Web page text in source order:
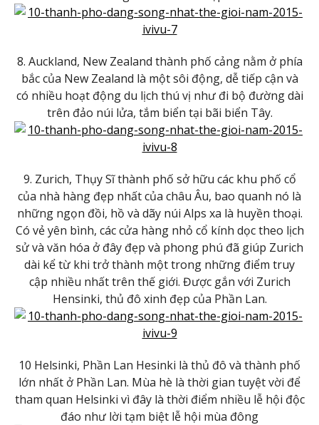
8. Auckland, New Zealand thành phố cảng nằm ở phía
bắc của New Zealand là một sôi động, dễ tiếp cận và
có nhiều hoạt động du lịch thú vị như đi bộ đường dài
trên đảo núi lửa, tắm biển tại bãi biển Tây.
9. Zurich, Thụy Sĩ thành phố sở hữu các khu phố cổ
của nhà hàng đẹp nhất của châu Âu, bao quanh nó là
những ngọn đồi, hồ và dãy núi Alps xa là huyền thoại.
Có vẻ yên bình, các cửa hàng nhỏ cổ kính dọc theo lịch
sử và văn hóa ở đây đẹp và phong phú đã giúp Zurich
dài kể từ khi trở thành một trong những điểm truy
cập nhiều nhất trên thế giới. Được gắn với Zurich
Hensinki, thủ đô xinh đẹp của Phần Lan.
10 Helsinki, Phần Lan Hesinki là thủ đô và thành phố
lớn nhất ở Phần Lan. Mùa hè là thời gian tuyệt vời để
tham quan Helsinki vì đây là thời điểm nhiều lễ hội độc
đáo như lời tạm biệt lễ hội mùa đông